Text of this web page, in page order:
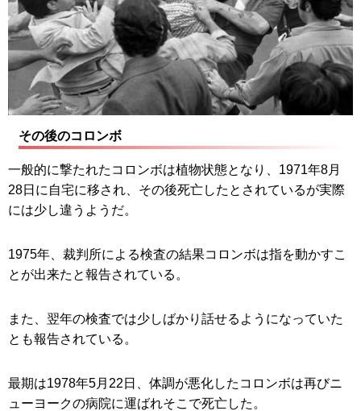
その後のコロンボ
一般的に撃たれたコロンボは植物状態となり、1971年8月
28日に自宅に移され、その後死亡したとされているが実際
には少し違うようだ。
1975年、裁判所による検査の結果コロンボは指を動かすこ
とが出来たと報告されている。
また、翌年の検査では少しばかり話せるようになっていた
とも報告されている。
最期は1978年5月22日、体調が悪化したコロンボは再びニ
ューヨークの病院に運ばれそこで死亡した。